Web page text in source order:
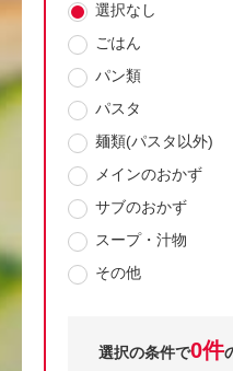
選択なし
ごはん
パン類
パスタ
麺類(パスタ以外)
メインのおかず
サブのおかず
スープ・汁物
その他
選択の条件で0件